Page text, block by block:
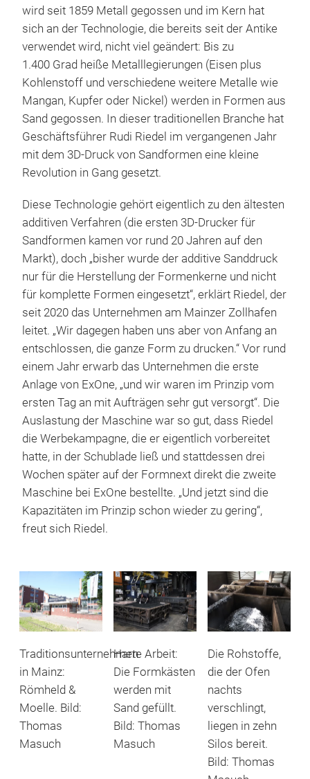
wird seit 1859 Metall gegossen und im Kern hat
sich an der Technologie, die bereits seit der Antike
verwendet wird, nicht viel geändert: Bis zu
1.400 Grad heiße Metalllegierungen (Eisen plus
Kohlenstoff und verschiedene weitere Metalle wie
Mangan, Kupfer oder Nickel) werden in Formen aus
Sand gegossen. In dieser traditionellen Branche hat
Geschäftsführer Rudi Riedel im vergangenen Jahr
mit dem 3D-Druck von Sandformen eine kleine
Revolution in Gang gesetzt.
Diese Technologie gehört eigentlich zu den ältesten
additiven Verfahren (die ersten 3D-Drucker für
Sandformen kamen vor rund 20 Jahren auf den
Markt), doch „bisher wurde der additive Sanddruck
nur für die Herstellung der Formenkerne und nicht
für komplette Formen eingesetzt“, erklärt Riedel, der
seit 2020 das Unternehmen am Mainzer Zollhafen
leitet. „Wir dagegen haben uns aber von Anfang an
entschlossen, die ganze Form zu drucken.“ Vor rund
einem Jahr erwarb das Unternehmen die erste
Anlage von ExOne, „und wir waren im Prinzip vom
ersten Tag an mit Aufträgen sehr gut versorgt“. Die
Auslastung der Maschine war so gut, dass Riedel
die Werbekampagne, die er eigentlich vorbereitet
hatte, in der Schublade ließ und stattdessen drei
Wochen später auf der Formnext direkt die zweite
Maschine bei ExOne bestellte. „Und jetzt sind die
Kapazitäten im Prinzip schon wieder zu gering“,
freut sich Riedel.
Traditionsunternehmen
in Mainz:
Römheld &
Moelle. Bild:
Thomas
Masuch
Harte Arbeit:
Die Formkästen
werden mit
Sand gefüllt.
Bild: Thomas
Masuch
Die Rohstoffe,
die der Ofen
nachts
verschlingt,
liegen in zehn
Silos bereit.
Bild: Thomas